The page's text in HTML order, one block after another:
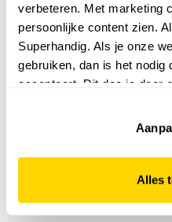
verbeteren. Met marketing
persoonlijke content zien.
Superhandig. Als je onze
gebruiken, dan is het nodig
accepteert. Dit doe je door
website niet optimaal
Alles